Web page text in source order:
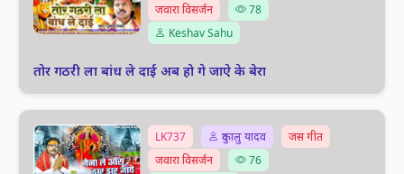
जवारा विसर्जन
78
Keshav Sahu
तोर गठरी ला बांध ले दाई अब हो गे जाऐ के बेरा
LK737 दुकालु यादव
जस गीत
जवारा विसर्जन
76